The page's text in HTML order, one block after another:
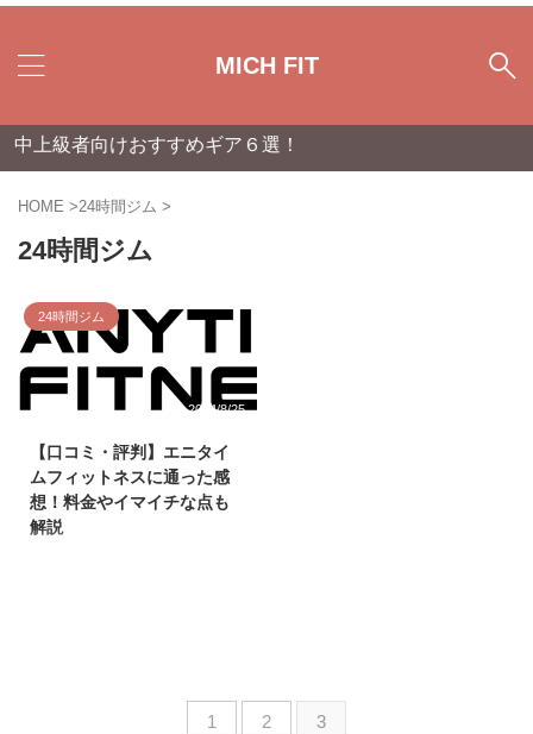
MICH FIT
級者向けおすすめギア６選！
HOME >24時間ジム >
24時間ジム
24時間ジム
2024/8/25
【口コミ・評判】エニタイ
ムフィットネスに通った感
想！料金やイマイチな点も
解説
ポイントを解説します。 本記事
のポイント 「近くにエニタイム
1 2 3